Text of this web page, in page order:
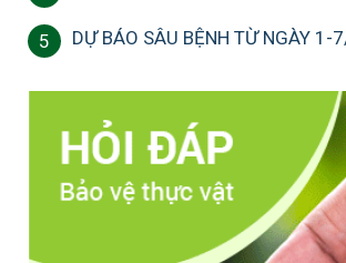
5 DỰ BÁO SÂU BỆNH TỪ NGÀY 1-